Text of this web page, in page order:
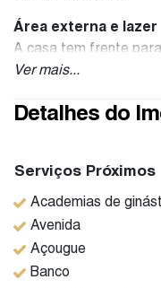
Área externa e lazer
A casa tem frente
piscina aquecida por
churrasqueira a
relaxar ao fim do dia.
Ambientes internos
Sala de estar, TV e
à cozinha americana
cooktop e coifa. A
Ver mais...
Detalhes do
Serviços Próximos
Academias de
Avenida
Açougue
Banco